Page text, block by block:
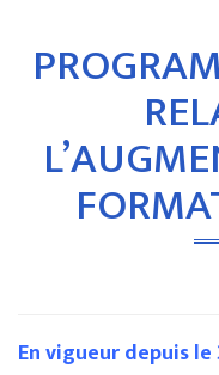
En vigueur depuis